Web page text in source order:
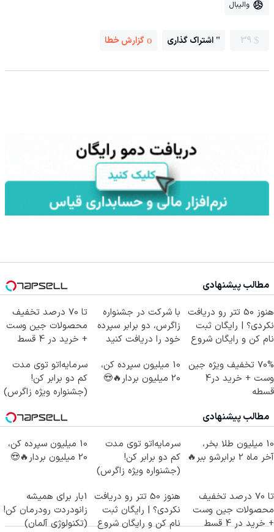
والیبال
39 اشتراک گذاری گزارش خطا
مطالب پیشنهادی
هنوز 50 تتر رو دریافت
نکردی؟ | رایگان ثبت
نام کن و رایگان شروع
با شرکت در جشنواره
زاگرس، دو برابر سپرده
خود را دریافت کنید
تا 70 درصد تخفیف
محصولات جین وست
+ خرید در 4 قسط
70% تخفیف ویژه جین
وست + خرید در4
قسطه
10 میلیون سپرده کن،
20 میلیون بردار🔥😍
سرمایه‌اتو توی مدت
کم دو برابر کن!
(جشنواره ویژه زاگرس)
مطالب پیشنهادی
10 میلیون طلا بخر،
آخر ماه 2 برابرشو ببر🔥
سرمایه‌اتو توی مدت
کم دو برابر کن!
(جشنواره ویژه زاگرس)
10 میلیون سپرده کن،
20 میلیون بردار🔥😍
تا 70 درصد تخفیف
محصولات جین وست
+ خرید در 4 قسط
هنوز 50 تتر رو دریافت
نکردی؟ | رایگان ثبت
نام کن و رایگان شروع
1بار برای همیشه
زانودردت رودرمان کن!
(تکنولوژی آلمان)